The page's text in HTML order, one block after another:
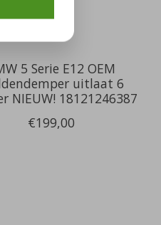
5 Serie E12 OEM
uitlaat 6
NIEUW! 18121246387
€199,00